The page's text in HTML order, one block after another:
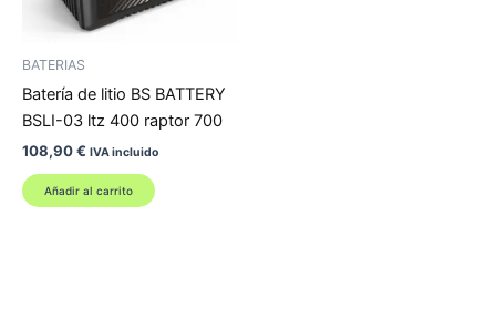
BATERIAS
Batería de litio BS BATTERY
BSLI-03 ltz 400 raptor 700
108,90€ IVA incluido
Añadir al carrito